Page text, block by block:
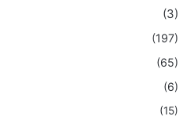
(3)
(197)
(65)
(6)
(15)